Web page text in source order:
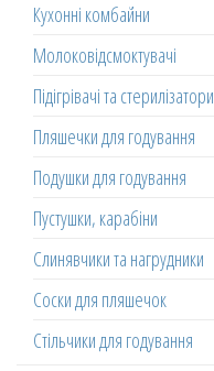
Кухонні комбайни
Молоковідсмоктувачі
Підігрівачі та стерилізатори
Пляшечки для годування
Подушки для годування
Пустушки, карабіни
Слинявчики та нагрудники
Соски для пляшечок
Стільчики для годування